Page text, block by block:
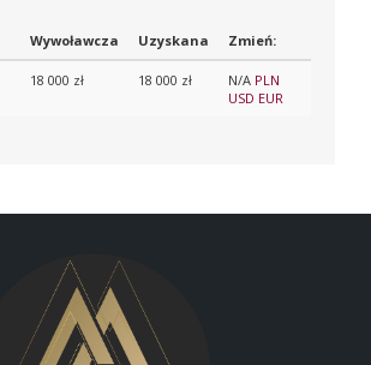
Wywoławcza Uzyskana Zmień:
18 000 zł 18 000 zł N/A PLN
USD EUR